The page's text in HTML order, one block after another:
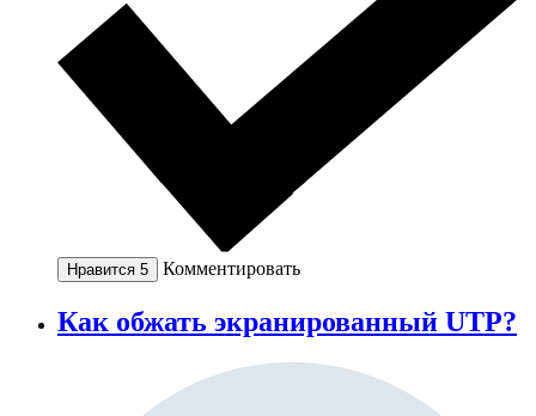
Нравится 5 Комментировать
Как обжать экранированный UTP?